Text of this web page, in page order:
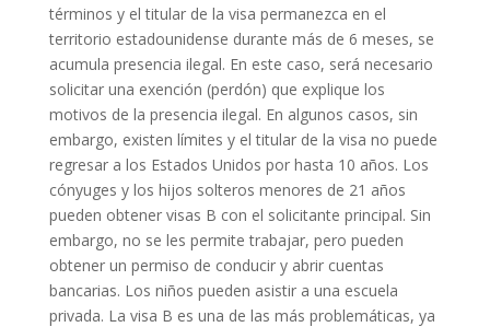
términos y el titular de la visa permanezca en el
territorio estadounidense durante más de 6 meses, se
acumula presencia ilegal. En este caso, será necesario
solicitar una exención (perdón) que explique los
motivos de la presencia ilegal. En algunos casos, sin
embargo, existen límites y el titular de la visa no puede
regresar a los Estados Unidos por hasta 10 años. Los
cónyuges y los hijos solteros menores de 21 años
pueden obtener visas B con el solicitante principal. Sin
embargo, no se les permite trabajar, pero pueden
obtener un permiso de conducir y abrir cuentas
bancarias. Los niños pueden asistir a una escuela
privada. La visa B es una de las más problemáticas, ya